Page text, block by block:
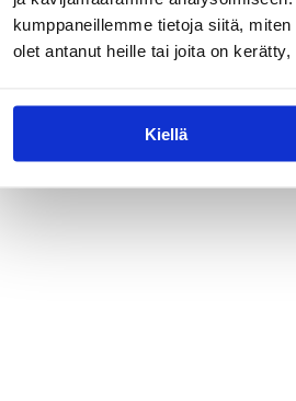
kumppaneillemme tietoja siitä,
olet antanut heille tai joita on
Kiellä